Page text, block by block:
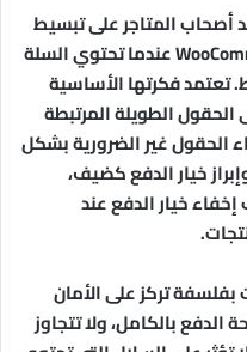
المتاجر على تبسيط
صفحة الدفع الكلاسيكية في WooCommerce عندما تحتوي السلة
تعتمد فكرتها الأساسية
الحقول الطويلة المرتبطة
الحقول غير الضرورية بشكل
خيار الدفع كضيف،
خيار الدفع عند
تركز على الأمان
بالكامل، ولا تتجاوز